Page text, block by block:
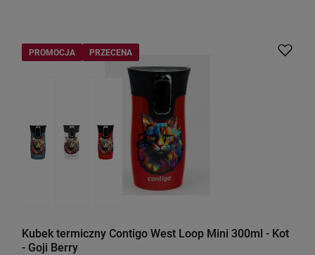
PROMOCJA PRZECENA
Kubek termiczny Contigo West Loop Mini 300ml - Kot
- Goji Berry